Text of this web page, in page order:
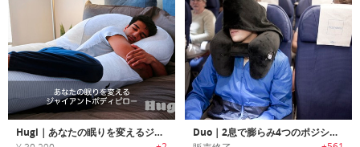
Hugl｜あなたの眠りを変えるジャイアントボディピロー「ハグル」 Duo｜2息で膨らみ4つのポジションを提供するトラベルピロー「デュオ」